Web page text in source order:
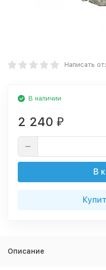
Написать
В наличии
2 240 ₽
В
Описание